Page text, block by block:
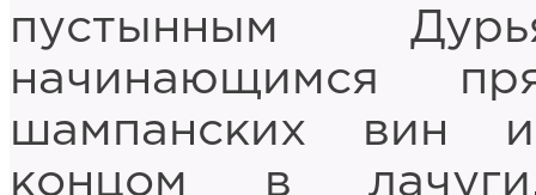
пустынным
начинающимся
шампанских вин
концом в